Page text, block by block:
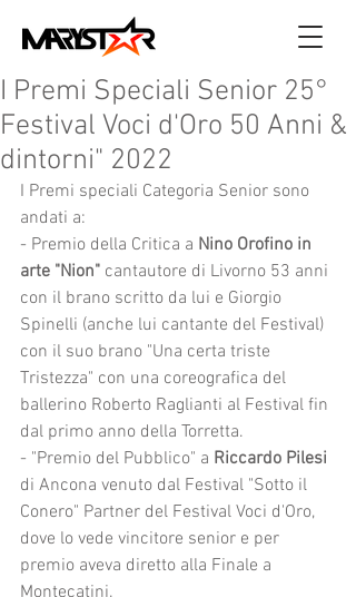
I Premi Speciali Senior 25°
Festival Voci d'Oro 50 Anni &
dintorni" 2022
I Premi speciali Categoria Senior sono
andati a:
- Premio della Critica a Nino Orofino in
arte "Nion" cantautore di Livorno 53 anni
con il brano scritto da lui e Giorgio
Spinelli (anche lui cantante del Festival)
con il suo brano "Una certa triste
Tristezza" con una coreografica del
ballerino Roberto Raglianti al Festival fin
dal primo anno della Torretta.
- "Premio del Pubblico" a Riccardo Pilesi
di Ancona venuto dal Festival "Sotto il
Conero" Partner del Festival Voci d'Oro,
dove lo vede vincitore senior e per
premio aveva diretto alla Finale a
Montecatini.